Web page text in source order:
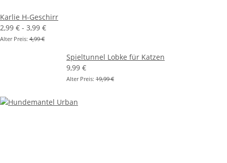
Karlie H-Geschirr
2,99 € - 3,99 €
Alter Preis: 4,99 €
Spieltunnel Lobke für Katzen
9,99 €
Alter Preis: 19,99 €